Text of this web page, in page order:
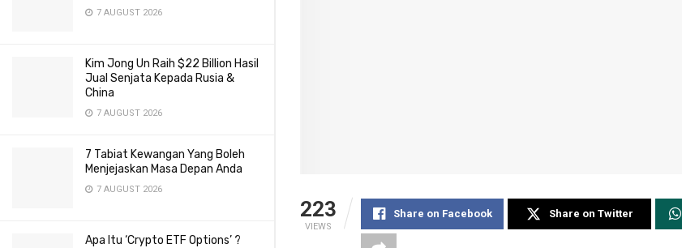
7 AUGUST 2026
Kim Jong Un Raih $22 Billion Hasil
Jual Senjata Kepada Rusia &
China
7 AUGUST 2026
7 Tabiat Kewangan Yang Boleh
Menjejaskan Masa Depan Anda
7 AUGUST 2026
Apa Itu ‘Crypto ETF Options’ ?
223
VIEWS
Share on Facebook Share on Twitter